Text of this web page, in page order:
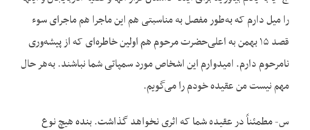
را میل دارم که به‌طور مفصل به مناسبتی هم این ماجرا هم ماجرای سوء
قصد ۱۵ بهمن به اعلی‌حضرت مرحوم هم اولین خاطره‌ای که از پیشه‌وری
نامرحوم دارم. امیدوارم این اشخاص مورد سمپاتی شما نباشند. به‌هر حال
مهم نیست من عقیده خودم را می‌گویم.
س- مطمئناً در عقیده شما که اثری نخواهد گذاشت. بنده هیچ نوع